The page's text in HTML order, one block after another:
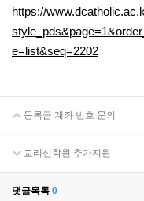
https://
e=list&seq=2202
등록금 계좌 번호 문의
교리신학원 추가지원
댓글목록 0